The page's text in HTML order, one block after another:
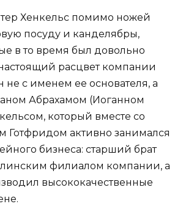
Хенкельс помимо ножей
посуду и канделябры,
в то время был довольно
расцвет компании
не с именем ее основателя, а
Абрахамом (Иоганном
который вместе со
Готфридом активно занимался
бизнеса: старший брат
филиалом компании, а
высококачественные